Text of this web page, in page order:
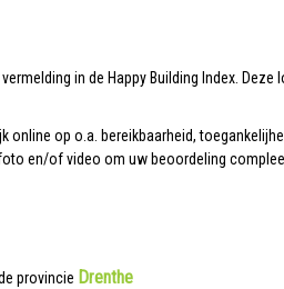
in de Happy Building Index. Deze
online op o.a. bereikbaarheid,
en/of video om uw beoordeling
provincie Drenthe